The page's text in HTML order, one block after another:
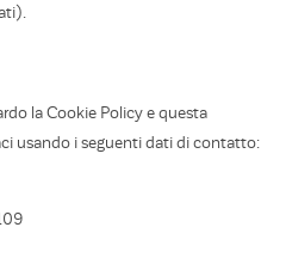
la Cookie Policy e questa
usando i seguenti dati di contatto: